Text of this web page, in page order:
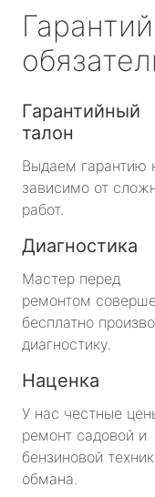
Гарантийный
талон
Выдаем гарантию
зависимо от
работ.
Диагностика
Мастер перед
ремонтом
бесплатно
диагностику.
Наценка
У нас честные
ремонт садовой и
бензиновой
обмана.